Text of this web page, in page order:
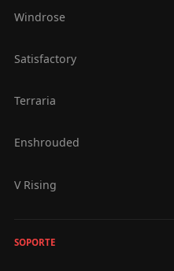
Windrose
Satisfactory
Terraria
Enshrouded
V Rising
SOPORTE